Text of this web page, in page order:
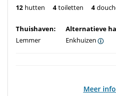
12 hutten 4 toiletten 4
Thuishaven:
Lemmer
Alternatieve
Enkhuizen
Meer